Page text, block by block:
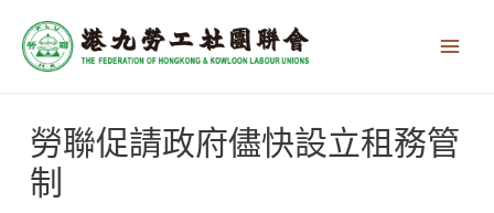
勞聯促請政府儘快設立租務管
制
章
導